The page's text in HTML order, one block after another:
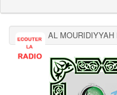
AL